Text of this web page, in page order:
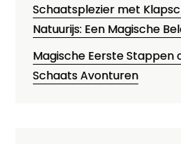
Schaatsplezier met
Natuurijs: Een Magische
Magische Eerste Stappen
Schaats Avonturen